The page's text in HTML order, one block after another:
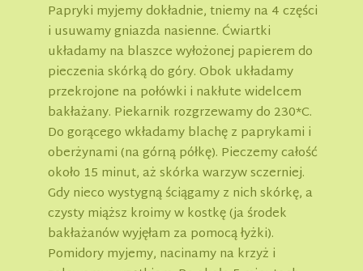
Papryki myjemy dokładnie, tniemy na 4 części
i usuwamy gniazda nasienne. Ćwiartki
układamy na blaszce wyłożonej papierem do
pieczenia skórką do góry. Obok układamy
przekrojone na połówki i nakłute widelcem
bakłażany. Piekarnik rozgrzewamy do 230*C.
Do gorącego wkładamy blachę z paprykami i
oberżynami (na górną półkę). Pieczemy całość
około 15 minut, aż skórka warzyw sczerniej.
Gdy nieco wystygną ściągamy z nich skórkę, a
czysty miąższ kroimy w kostkę (ja środek
bakłażanów wyjęłam za pomocą łyżki).
Pomidory myjemy, nacinamy na krzyż i